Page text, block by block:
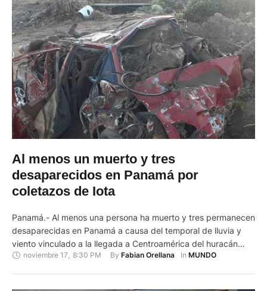
Al menos un muerto y tres
desaparecidos en Panamá por
coletazos de Iota
Panamá.- Al menos una persona ha muerto y tres permanecen
desaparecidas en Panamá a causa del temporal de lluvia y
viento vinculado a la llegada a Centroamérica del huracán
Iota, informaron este martes fuentes oficiales. En uno de los
noviembre 17 8:30 PM By Fabian Orellana In MUNDO